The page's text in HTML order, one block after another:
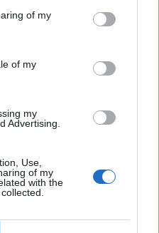
of my
of my
my
Advertising.
Use,
of my
with the
της οδού
Παραδοσιακών